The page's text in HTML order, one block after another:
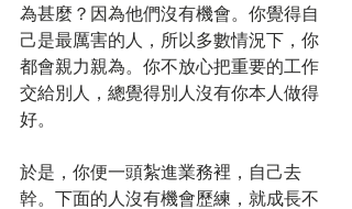
為甚麼？因為他們沒有機會。你覺得自
己是最厲害的人，所以多數情況下，你
都會親力親為。你不放心把重要的工作
交給別人，總覺得別人沒有你本人做得
好。
於是，你便一頭紮進業務裡，自己去
幹。下面的人沒有機會歷練，就成長不